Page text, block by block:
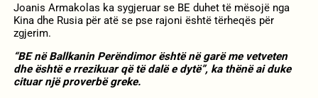
Joanis Armakolas ka sygjeruar se BE duhet të mësojë nga
Kina dhe Rusia për atë se pse rajoni është tërheqës për
zgjerim.
“BE në Ballkanin Perëndimor është në garë me vetveten
dhe është e rrezikuar që të dalë e dytë”, ka thënë ai duke
cituar një proverbë greke.